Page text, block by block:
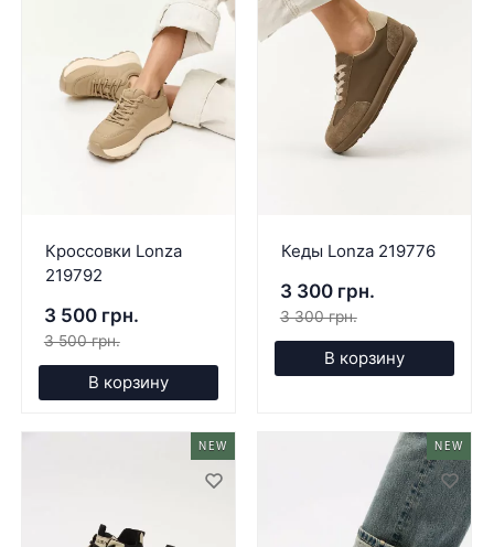
Кроссовки Lonza
219792
3 500 грн.
3 500 грн.
В корзину
Кеды Lonza 219776
3 300 грн.
3 300 грн.
В корзину
NEW NEW